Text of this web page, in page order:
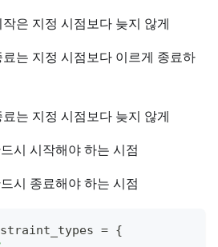
작은 지정 시점보다 늦지 않게
료는 지정 시점보다 이르게 종료하
료는 지정 시점보다 늦지 않게
시 시작해야 하는 시점
시 종료해야 하는 시점
= {